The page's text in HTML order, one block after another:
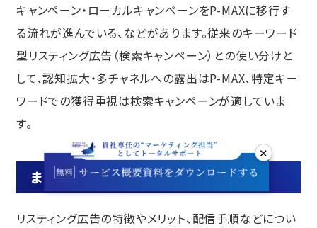
キャンペーン・ローカルキャンペーンをP-MAXに移行す
る流れが進んでいる、などがあります。従来のキーワード
型リスティング広告（検索キャンペーン）との使い分けと
して、認知拡大・多チャネルへの露出はP-MAX、特定キー
ワードでの獲得重視は検索キャンペーンが適していま
す。
まとめ
リスティング広告の特徴やメリット、配信手順などについ
✕